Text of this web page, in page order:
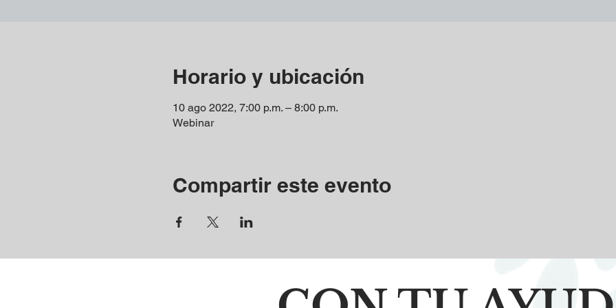
Horario y ubicación
10 ago 2022, 7:00 p.m. – 8:00 p.m.
Webinar
Compartir este evento